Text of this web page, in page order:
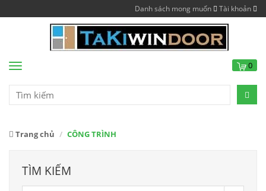
Danh sách mong muốn Tài khoản
Menu 0
Trang chủ CÔNG TRÌNH
TÌM KIẾM